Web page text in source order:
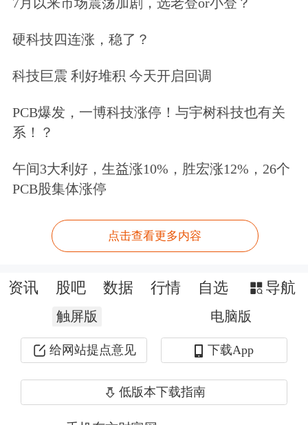
三天后，豆包手机助手宣布调整AI操作
用场景，进一步限制金融类应用的使
用，限制部分游戏类使用场景等。
视频称，“豆包手机助手通过
渲染的图形缓冲区拿走图像数据，不需
CAPTURE_SECURE_VIDEO_OUTPUT
权限，可以获取银行安全键盘等受保护
的界面内容”。
对此，豆包手机助手方面表示，其采用
硬科技四连涨，稳了？
科技巨震 利好堆积 今天开启回调
PCB爆发，一博科技涨停！与宇树科技也有关
系！？
午间3大利好，生益涨10%，胜宏涨12%，26个
PCB股集体涨停
点击查看更多内容
资讯 股吧 数据 行情 自选 导航
触屏版 电脑版
给网站提点意见 下载App
低版本下载指南